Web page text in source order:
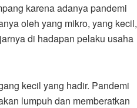
karena adanya pandemi
oleh yang mikro, yang kecil,
di hadapan pelaku usaha
kecil yang hadir. Pandemi
lumpuh dan memberatkan